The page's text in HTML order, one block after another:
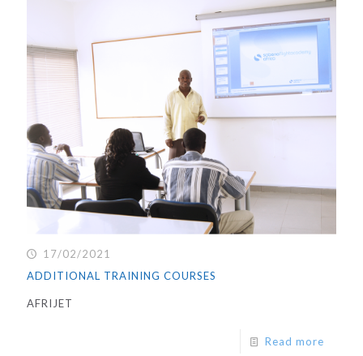
17/02/2021
ADDITIONAL TRAINING COURSES
AFRIJET
Read more